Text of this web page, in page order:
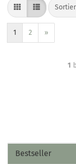
1 2 »
1
Bestseller